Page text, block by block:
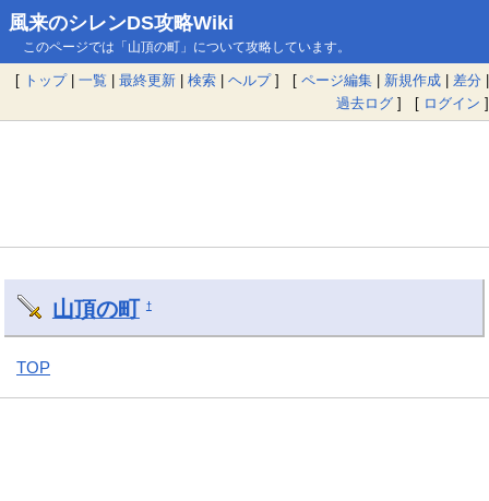
風来のシレンDS攻略Wiki
このページでは「山頂の町」について攻略しています。
[ トップ| 一覧 | 最終更新 | 検索 | ヘルプ] [ ページ編集 | 新規作成 | 差分 |
過去ログ ] [ ログイン ]
山頂の町 †
TOP